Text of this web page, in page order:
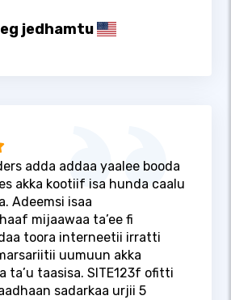
jedhamtu
adda addaa yaalee booda
akka kootiif isa hunda caalu
Adeemsi isaa
mijaawaa ta’ee fi
toora interneetii irratti
uumuun akka
ta’u taasisa. SITE123f ofitti
sadarkaa urjii 5